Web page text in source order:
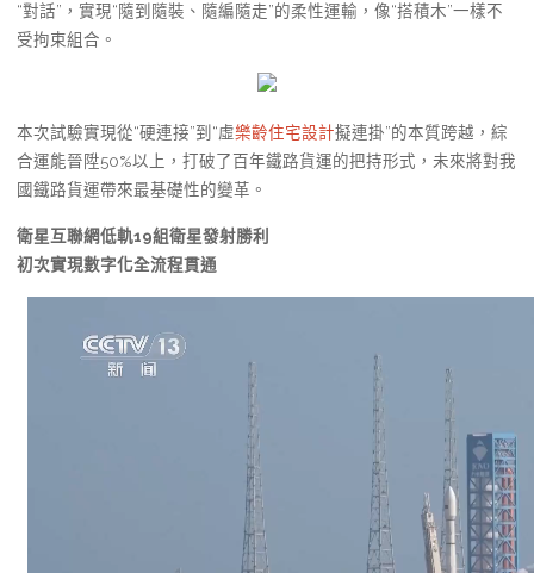
“對話”，實現“隨到隨裝、隨編隨走”的柔性運輸，像“搭積木”一樣不
受拘束組合。
本次試驗實現從“硬連接”到“虛樂齡住宅設計擬連掛”的本質跨越，綜
合運能晉陞50%以上，打破了百年鐵路貨運的把持形式，未來將對我
國鐵路貨運帶來最基礎性的變革。
衛星互聯網低軌19組衛星發射勝利
初次實現數字化全流程貫通